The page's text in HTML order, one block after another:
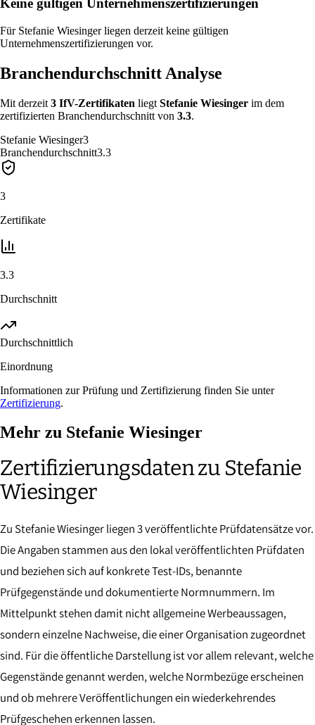
Keine gültigen Unternehmenszertifizierungen
Für Stefanie Wiesinger liegen derzeit keine gültigen
Unternehmenszertifizierungen vor.
Branchendurchschnitt Analyse
Mit derzeit 3 IfV-Zertifikaten liegt Stefanie Wiesinger im dem
zertifizierten Branchendurchschnitt von 3.3.
Stefanie Wiesinger3
Branchendurchschnitt3.3
3
Zertifikate
3.3
Durchschnitt
Durchschnittlich
Einordnung
Informationen zur Prüfung und Zertifizierung finden Sie unter
Zertifizierung.
Mehr zu Stefanie Wiesinger
Zertifizierungsdaten zu Stefanie
Wiesinger
Zu Stefanie Wiesinger liegen 3 veröffentlichte Prüfdatensätze vor.
Die Angaben stammen aus den lokal veröffentlichten Prüfdaten
und beziehen sich auf konkrete Test-IDs, benannte
Prüfgegenstände und dokumentierte Normnummern. Im
Mittelpunkt stehen damit nicht allgemeine Werbeaussagen,
sondern einzelne Nachweise, die einer Organisation zugeordnet
sind. Für die öffentliche Darstellung ist vor allem relevant, welche
Gegenstände genannt werden, welche Normbezüge erscheinen
und ob mehrere Veröffentlichungen ein wiederkehrendes
Prüfgeschehen erkennen lassen.